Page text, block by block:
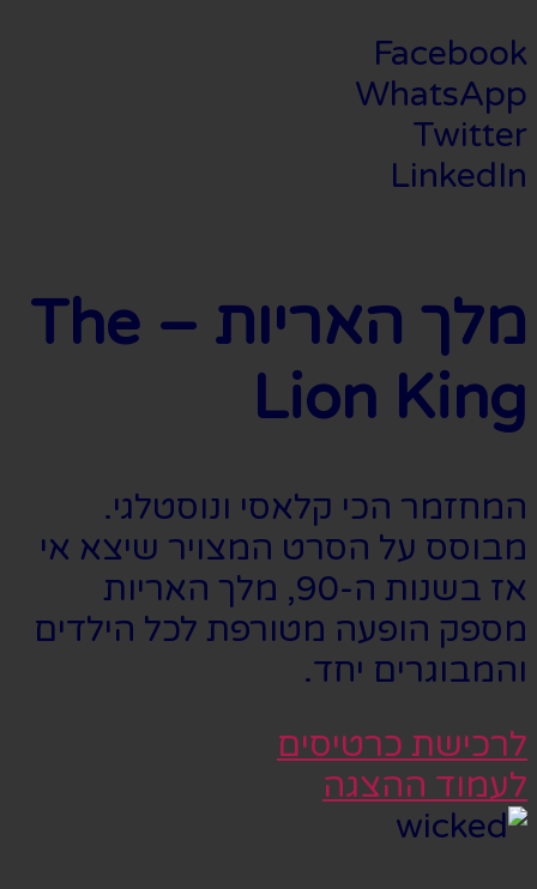
Facebook
WhatsApp
Twitter
LinkedIn
מלך האריות – The
Lion King
המחזמר הכי קלאסי ונוסטלגי.
מבוסס על הסרט המצויר שיצא אי
אז בשנות ה-90, מלך האריות
מספק הופעה מטורפת לכל הילדים
והמבוגרים יחד.
לרכישת כרטיסים
לעמוד ההצגה